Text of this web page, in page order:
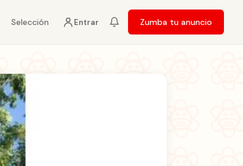
Selección Entrar Zumba tu anuncio